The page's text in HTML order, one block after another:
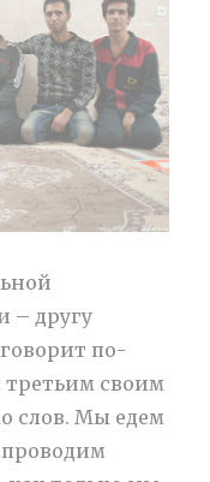
– другу
по-
третьим своим
слов. Мы едем